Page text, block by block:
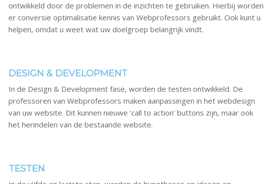
ontwikkeld door de problemen in de inzichten te gebruiken. Hierbij worden
er conversie optimalisatie kennis van Webprofessors gebruikt. Ook kunt u
helpen, omdat u weet wat uw doelgroep belangrijk vindt.
DESIGN & DEVELOPMENT
In de Design & Development fase, worden de testen ontwikkeld. De
professoren van Webprofessors maken aanpassingen in het webdesign
van uw website. Dit kunnen nieuwe ‘call to action’ buttons zijn, maar ook
het herindelen van de bestaande website.
TESTEN